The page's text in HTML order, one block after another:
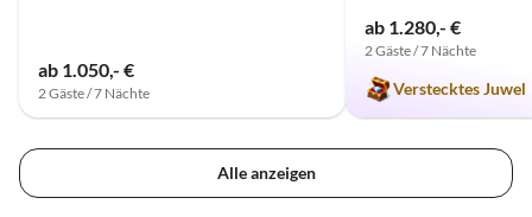
ab 1.050,- €
2 Gäste / 7 Nächte
ab 1.280,- €
2 Gäste / 7 Nächte
Verstecktes Juwel
Alle anzeigen